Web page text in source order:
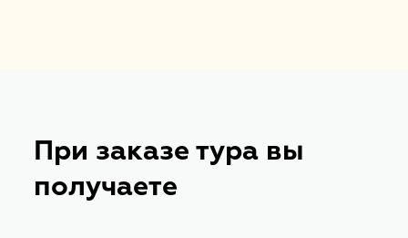
При заказе тура вы
получаете